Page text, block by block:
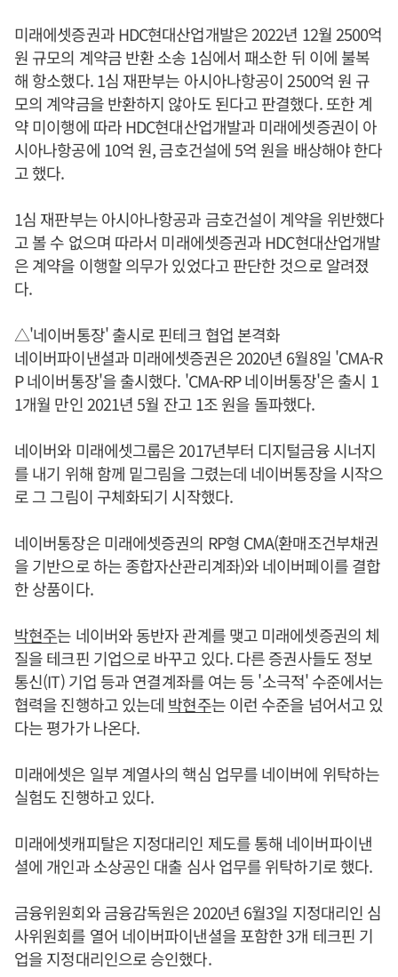
미래에셋증권과 HDC현대산업개발은 2022년 12월 2500억
원 규모의 계약금 반환 소송 1심에서 패소한 뒤 이에 불복
해 항소했다. 1심 재판부는 아시아나항공이 2500억 원 규
모의 계약금을 반환하지 않아도 된다고 판결했다. 또한 계
약 미이행에 따라 HDC현대산업개발과 미래에셋증권이 아
시아나항공에 10억 원, 금호건설에 5억 원을 배상해야 한다
고 했다.
1심 재판부는 아시아나항공과 금호건설이 계약을 위반했다
고 볼 수 없으며 따라서 미래에셋증권과 HDC현대산업개발
은 계약을 이행할 의무가 있었다고 판단한 것으로 알려졌
다.
△'네이버통장' 출시로 핀테크 협업 본격화
네이버파이낸셜과 미래에셋증권은 2020년 6월8일 'CMA-R
P 네이버통장'을 출시했다. 'CMA-RP 네이버통장'은 출시 1
1개월 만인 2021년 5월 잔고 1조 원을 돌파했다.
네이버와 미래에셋그룹은 2017년부터 디지털금융 시너지
를 내기 위해 함께 밑그림을 그렸는데 네이버통장을 시작으
로 그 그림이 구체화되기 시작했다.
네이버통장은 미래에셋증권의 RP형 CMA(환매조건부채권
을 기반으로 하는 종합자산관리계좌)와 네이버페이를 결합
한 상품이다.
박현주는 네이버와 동반자 관계를 맺고 미래에셋증권의 체
질을 테크핀 기업으로 바꾸고 있다. 다른 증권사들도 정보
통신(IT) 기업 등과 연결계좌를 여는 등 '소극적' 수준에서는
협력을 진행하고 있는데 박현주는 이런 수준을 넘어서고 있
다는 평가가 나온다.
미래에셋은 일부 계열사의 핵심 업무를 네이버에 위탁하는
실험도 진행하고 있다.
미래에셋캐피탈은 지정대리인 제도를 통해 네이버파이낸
셜에 개인과 소상공인 대출 심사 업무를 위탁하기로 했다.
금융위원회와 금융감독원은 2020년 6월3일 지정대리인 심
사위원회를 열어 네이버파이낸셜을 포함한 3개 테크핀 기
업을 지정대리인으로 승인했다.